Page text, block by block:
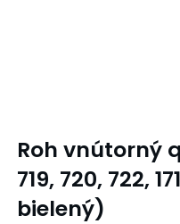
Roh vnútorný
719, 720, 722,
bielený)